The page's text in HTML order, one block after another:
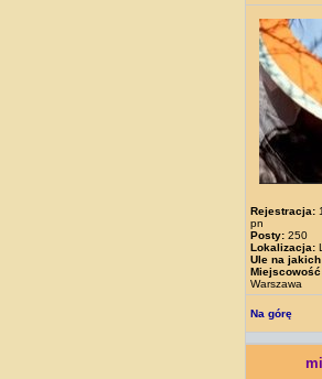
Rejestracja:
pn
Posty: 250
Lokalizacja:
Ule na
Warszawa
Na górę